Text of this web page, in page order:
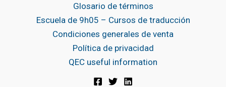
Glosario de términos
Escuela de 9h05 – Cursos de traducción
Condiciones generales de venta
Política de privacidad
QEC useful information